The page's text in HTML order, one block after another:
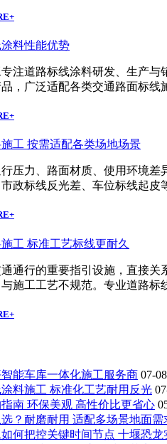
料性能优势
注道路标线涂料研发、生产
，广泛适配各类交通路面标
工 按需适配各类场地场景
压力、路面材质、使用环境
政标线反光差、车位标线起
工 标准工艺标线更耐久
通行的重要指引设施，直接
施工工艺不规范。专业道路
能车库一体化施工服务商 07-08
料施工 标准化工艺耐用反光
南 环保美观 高性价比更省心
？耐磨耐用 适配多场景地面需
何把控关键时间节点 十堰恐龙